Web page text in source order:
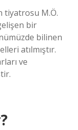
tiyatrosu M.Ö.
bir
bilinen
atılmıştır.
ve